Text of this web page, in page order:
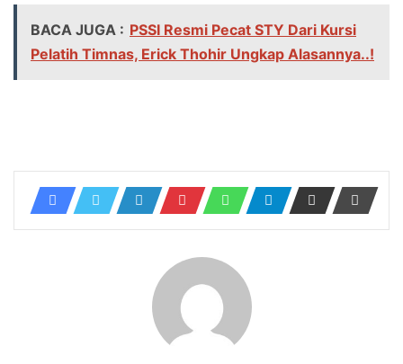
BACA JUGA : PSSI Resmi Pecat STY Dari Kursi
Pelatih Timnas, Erick Thohir Ungkap Alasannya..!